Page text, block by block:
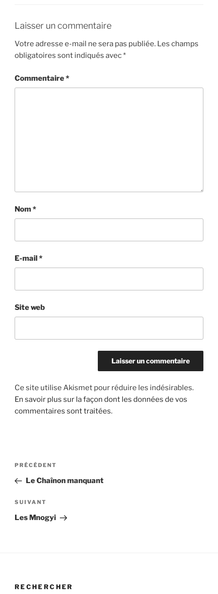
Laisser un commentaire
Votre adresse e-mail ne sera pas publiée. Les champs
obligatoires sont indiqués avec*
Commentaire*
Nom*
E-mail*
Site web
Ce site utilise Akismet pour réduire les indésirables.
En savoir plus sur la façon dont les données de vos
commentaires sont traitées.
Navigation
l’article
Article
précédent
PRÉCÉDENT
Le Chaînon manquant
Article
suivant
SUIVANT
Les Mnogyi
RECHERCHER